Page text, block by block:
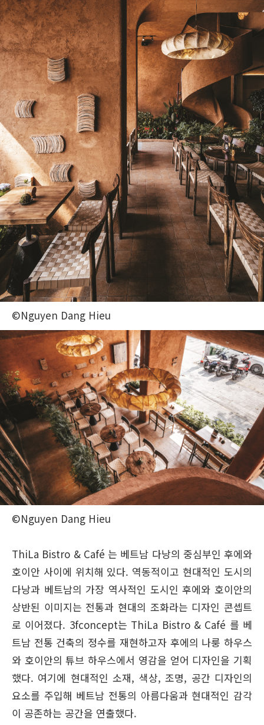
©Nguyen Dang Hieu
©Nguyen Dang Hieu
ThiLa Bistro & Café 는 베트남 다낭의 중심부인 후에와
호이안 사이에 위치해 있다. 역동적이고 현대적인 도시의
다낭과 베트남의 가장 역사적인 도시인 후에와 호이안의
상반된 이미지는 전통과 현대의 조화라는 디자인 콘셉트
로 이어졌다. 3fconcept는 ThiLa Bistro & Café 를 베
트남 전통 건축의 정수를 재현하고자 후에의 나룽 하우스
와 호이안의 튜브 하우스에서 영감을 얻어 디자인을 기획
했다. 여기에 현대적인 소재, 색상, 조명, 공간 디자인의
요소를 주입해 베트남 전통의 아름다움과 현대적인 감각
이 공존하는 공간을 연출했다.